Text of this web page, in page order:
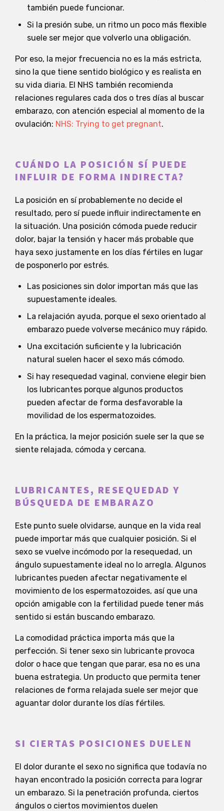
también puede funcionar.
Si la presión sube, un ritmo un poco más flexible
suele ser mejor que volverlo una obligación.
Por eso, la mejor frecuencia no es la más estricta,
sino la que tiene sentido biológico y es realista en
su vida diaria. El NHS también recomienda
relaciones regulares cada dos o tres días al buscar
embarazo, con atención especial al momento de la
ovulación: NHS: Trying to get pregnant.
CUÁNDO LA POSICIÓN SÍ PUEDE
INFLUIR DE FORMA INDIRECTA?
La posición en sí probablemente no decide el
resultado, pero sí puede influir indirectamente en
la situación. Una posición cómoda puede reducir
dolor, bajar la tensión y hacer más probable que
haya sexo justamente en los días fértiles en lugar
de posponerlo por estrés.
Las posiciones sin dolor importan más que las
supuestamente ideales.
La relajación ayuda, porque el sexo orientado al
embarazo puede volverse mecánico muy rápido.
Una excitación suficiente y la lubricación
natural suelen hacer el sexo más cómodo.
Si hay resequedad vaginal, conviene elegir bien
los lubricantes porque algunos productos
pueden afectar de forma desfavorable la
movilidad de los espermatozoides.
En la práctica, la mejor posición suele ser la que se
siente relajada, cómoda y cercana.
LUBRICANTES, RESEQUEDAD Y
BÚSQUEDA DE EMBARAZO
Este punto suele olvidarse, aunque en la vida real
puede importar más que cualquier posición. Si el
sexo se vuelve incómodo por la resequedad, un
ángulo supuestamente ideal no lo arregla. Algunos
lubricantes pueden afectar negativamente el
movimiento de los espermatozoides, así que una
opción amigable con la fertilidad puede tener más
sentido si están buscando embarazo.
La comodidad práctica importa más que la
perfección. Si tener sexo sin lubricante provoca
dolor o hace que tengan que parar, esa no es una
buena estrategia. Un producto que permita tener
relaciones de forma relajada suele ser mejor que
aguantar dolor durante los días fértiles.
SI CIERTAS POSICIONES DUELEN
El dolor durante el sexo no significa que todavía no
hayan encontrado la posición correcta para lograr
un embarazo. Si la penetración profunda, ciertos
ángulos o ciertos movimientos duelen